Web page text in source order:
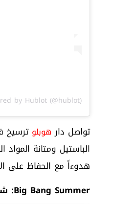
by Hublot (@hublot)
تواصل دار هوبلو ترسيخ
الباستيل ومتانة
هدوءاً مع الحفاظ على
Big Bang Summer
: